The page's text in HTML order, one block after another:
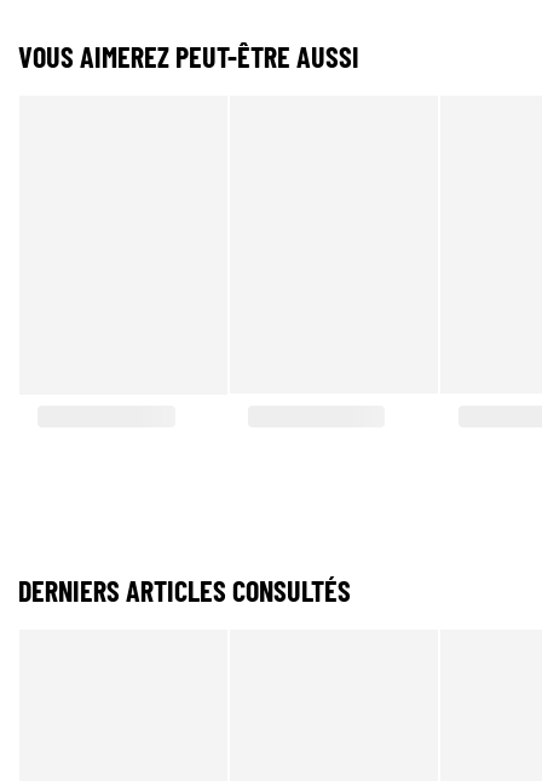
VOUS AIMEREZ PEUT-ÊTRE AUSSI
DERNIERS ARTICLES CONSULTÉS